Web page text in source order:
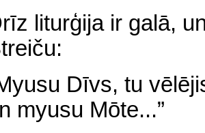
liturģija ir galā,
Dīvs, tu
myusu Mōte...”